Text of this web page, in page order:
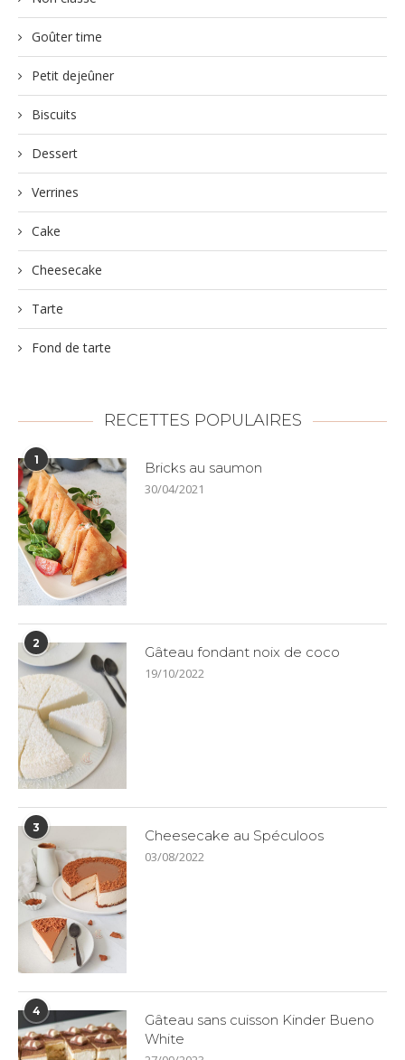
Goûter time
Petit dejeûner
Biscuits
Dessert
Verrines
Cake
Cheesecake
Tarte
Fond de tarte
RECETTES POPULAIRES
1
Bricks au saumon
30/04/2021
2
Gâteau fondant noix de coco
19/10/2022
3
Cheesecake au Spéculoos
03/08/2022
4
Gâteau sans cuisson Kinder Bueno
White